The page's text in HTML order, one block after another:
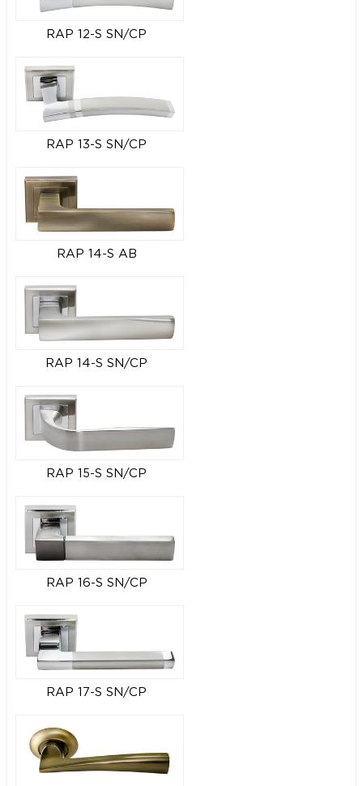
RAP 12-S SN/CP
RAP 13-S SN/CP
RAP 14-S AB
RAP 14-S SN/CP
RAP 15-S SN/CP
RAP 16-S SN/CP
RAP 17-S SN/CP